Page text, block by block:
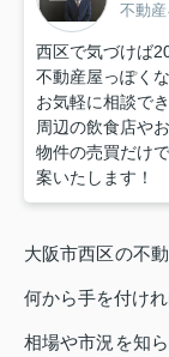
不動
西区で気づけば
不動産屋っぽく
お気軽に相談で
周辺の飲食店や
物件の売買だけ
案いたします！
大阪市西区の不
何から手を付け
相場や市況を知